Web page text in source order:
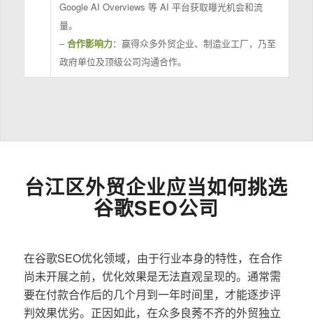
Google AI Overviews 等 AI 平台获取曝光机会和流
量。
–合作影响力：赢得众多外贸企业、制造业工厂，乃至
政府单位及顶级公司沟通合作。
台江区外贸企业应当如何挑选
谷歌SEO公司
在谷歌SEO优化领域，由于行业本身的特性，在合作
尚未开展之前，优化效果是无法直观呈现的。通常需
要在付款合作后的几个月到一年时间里，才能逐步评
判效果优劣。正因如此，在众多良莠不齐的外贸独立